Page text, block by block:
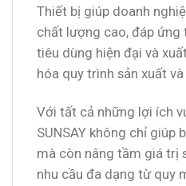
Thiết bị giúp doanh
chất lượng cao, đáp
tiêu dùng hiện đại và
hóa quy trình sản xuất
Với tất cả những lợi ích
SUNSAY không chỉ giúp
mà còn nâng tầm giá trị
nhu cầu đa dạng từ quy